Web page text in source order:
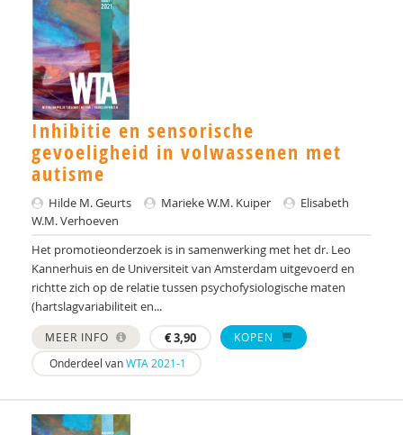
Paul A. Mulder
Drs. A. Scheeren
Annelies A. Spek
Laurie A. Stowe
Dr. A.A. Spek
Mw. A.A. Spek
Esther A.M. Neidt
Cisco Aerts
M.E. Akkermans
Manna A. Alma
Monika Althaus
Mw. AM. Kruishoop
Inhibitie en sensorische
gevoeligheid in volwassenen met
autisme
Hilde M. Geurts Marieke W.M. Kuiper
Elisabeth
W.M. Verhoeven
Het promotieonderzoek is in samenwerking met het dr. Leo
Kannerhuis en de Universiteit van Amsterdam uitgevoerd en
richtte zich op de relatie tussen psychofysiologische maten
(hartslagvariabiliteit en...
MEER INFO €3,90
KOPEN
Onderdeel vanWTA 2021-1